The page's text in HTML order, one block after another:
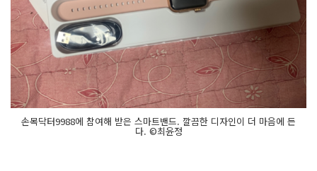
손목닥터9988에 참여해 받은 스마트밴드. 깔끔한 디자인이 더 마음에 든
다. ©최윤정